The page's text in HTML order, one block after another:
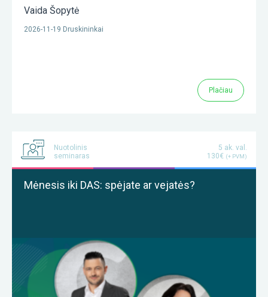
Vaida Šopytė
2026-11-19 Druskininkai
Plačiau
Nuotolinis
seminaras
5 ak. val.
130€ (+ PVM)
Mėnesis iki DAS: spėjate ar vejatės?